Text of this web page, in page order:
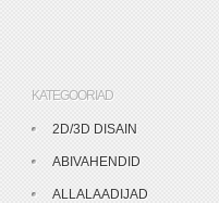
KATEGOORIAD
2D/3D DISAIN
ABIVAHENDID
ALLALAADIJAD